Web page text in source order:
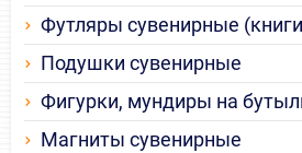
Футляры сувенирные
Подушки сувенирные
Фигурки, мундиры на
Магниты сувенирные